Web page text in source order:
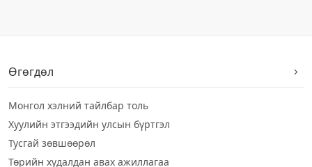
Өгөгдөл
Монгол хэлний тайлбар толь
Хуулийн этгээдийн улсын бүртгэл
Тусгай зөвшөөрөл
Төрийн худалдан авах ажиллагаа